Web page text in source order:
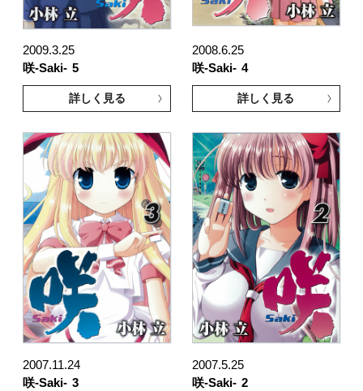
2009.3.25
咲-Saki- 5
詳しく見る
2008.6.25
咲-Saki- 4
詳しく見る
2007.11.24
咲-Saki- 3
2007.5.25
咲-Saki- 2